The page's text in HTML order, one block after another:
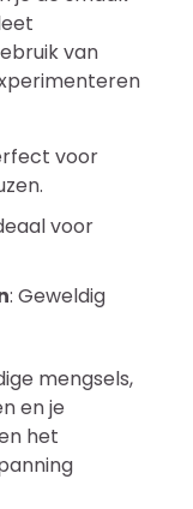
van
voor
voor
: Geweldig
mengsels,
en je
het